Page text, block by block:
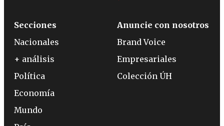
Secciones
Nacionales
+ análisis
Política
Economía
Mundo
Anuncie con nosotros
Brand Voice
Empresariales
Colección ÚH